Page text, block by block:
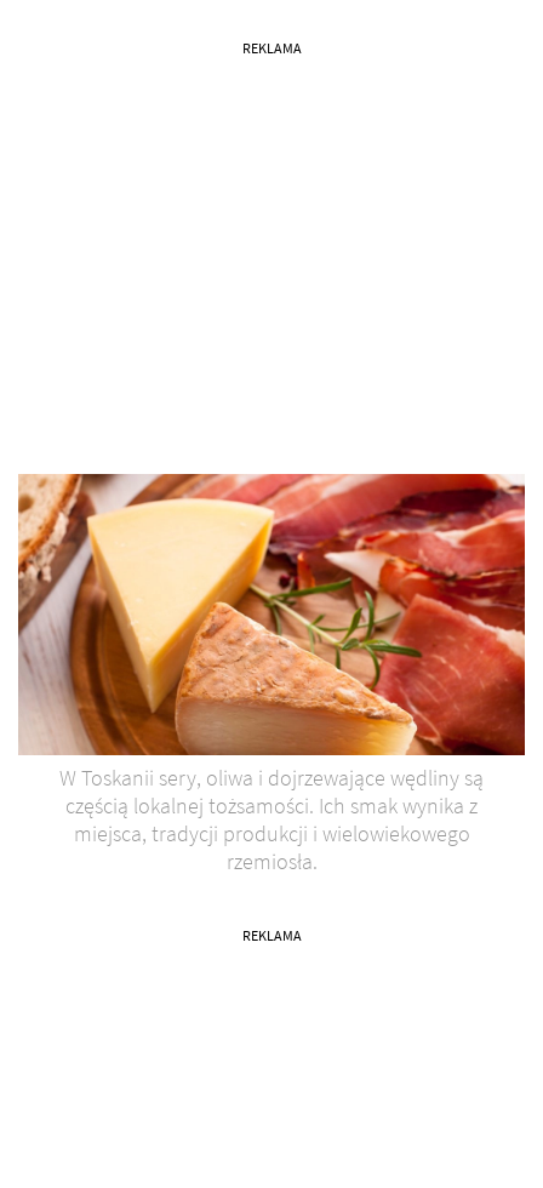
REKLAMA
W Toskanii sery, oliwa i dojrzewające wędliny są
częścią lokalnej tożsamości. Ich smak wynika z
miejsca, tradycji produkcji i wielowiekowego
rzemiosła.
REKLAMA